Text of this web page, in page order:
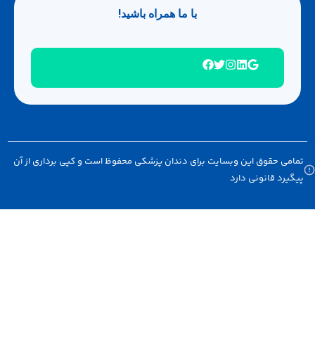
با ما همراه باشید!
حقوق این وبسایت برای دندان پزشکی محفوظ است و کپی برداری از آن
قانونی دارد